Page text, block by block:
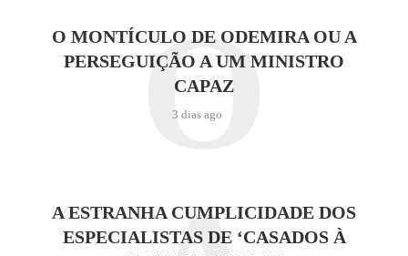
O MONTÍCULO DE ODEMIRA OU A
PERSEGUIÇÃO A UM MINISTRO
CAPAZ
3 dias ago
O
A ESTRANHA CUMPLICIDADE DOS
ESPECIALISTAS DE ‘CASADOS À